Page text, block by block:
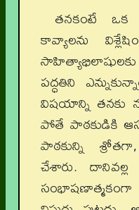
తనకంటే ఒక
కావ్యాలను
పద్ధతిని
విషయాన్ని తనకు
పోతే పాఠకుడికి
పాఠకున్ని
చేశారు. దానివల్ల
సంభాషణాత్మకంగా